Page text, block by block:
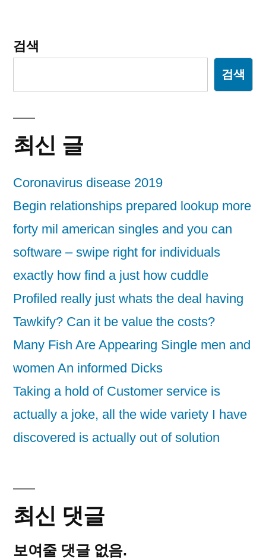
검색
검색
최신 글
Coronavirus disease 2019
Begin relationships prepared lookup more
forty mil american singles and you can
software – swipe right for individuals
exactly how find a just how cuddle
Profiled really just whats the deal having
Tawkify? Can it be value the costs?
Many Fish Are Appearing Single men and
women An informed Dicks
Taking a hold of Customer service is
actually a joke, all the wide variety I have
discovered is actually out of solution
최신 댓글
보여줄 댓글 없음.